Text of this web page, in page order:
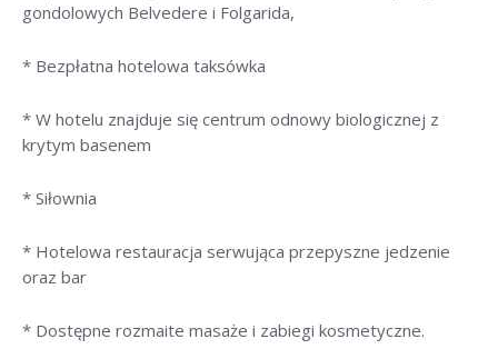
gondolowych Belvedere i Folgarida,
* Bezpłatna hotelowa taksówka
* W hotelu znajduje się centrum odnowy biologicznej z
krytym basenem
* Siłownia
* Hotelowa restauracja serwująca przepyszne jedzenie
oraz bar
* Dostępne rozmaite masaże i zabiegi kosmetyczne.